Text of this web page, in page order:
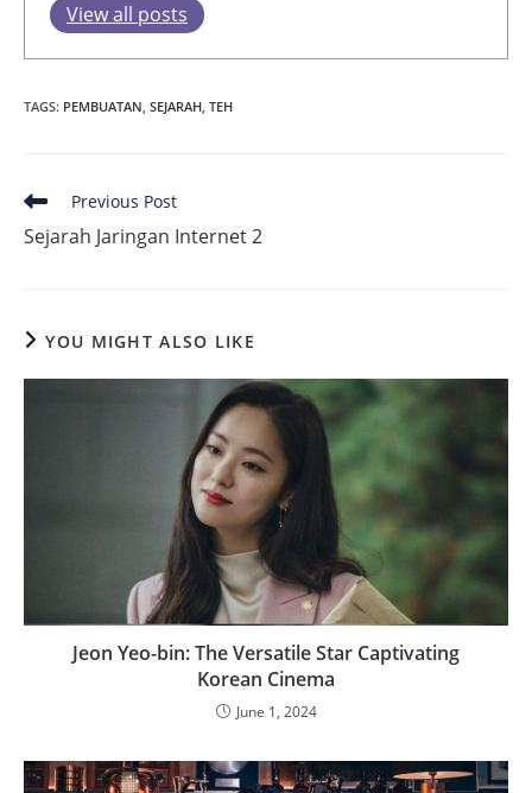
View all posts
TAGS: PEMBUATAN, SEJARAH, TEH
Read
articles
Previous Post
Sejarah Jaringan Internet 2
YOU MIGHT ALSO LIKE
Jeon Yeo-bin: The Versatile Star Captivating
Korean Cinema
June 1, 2024